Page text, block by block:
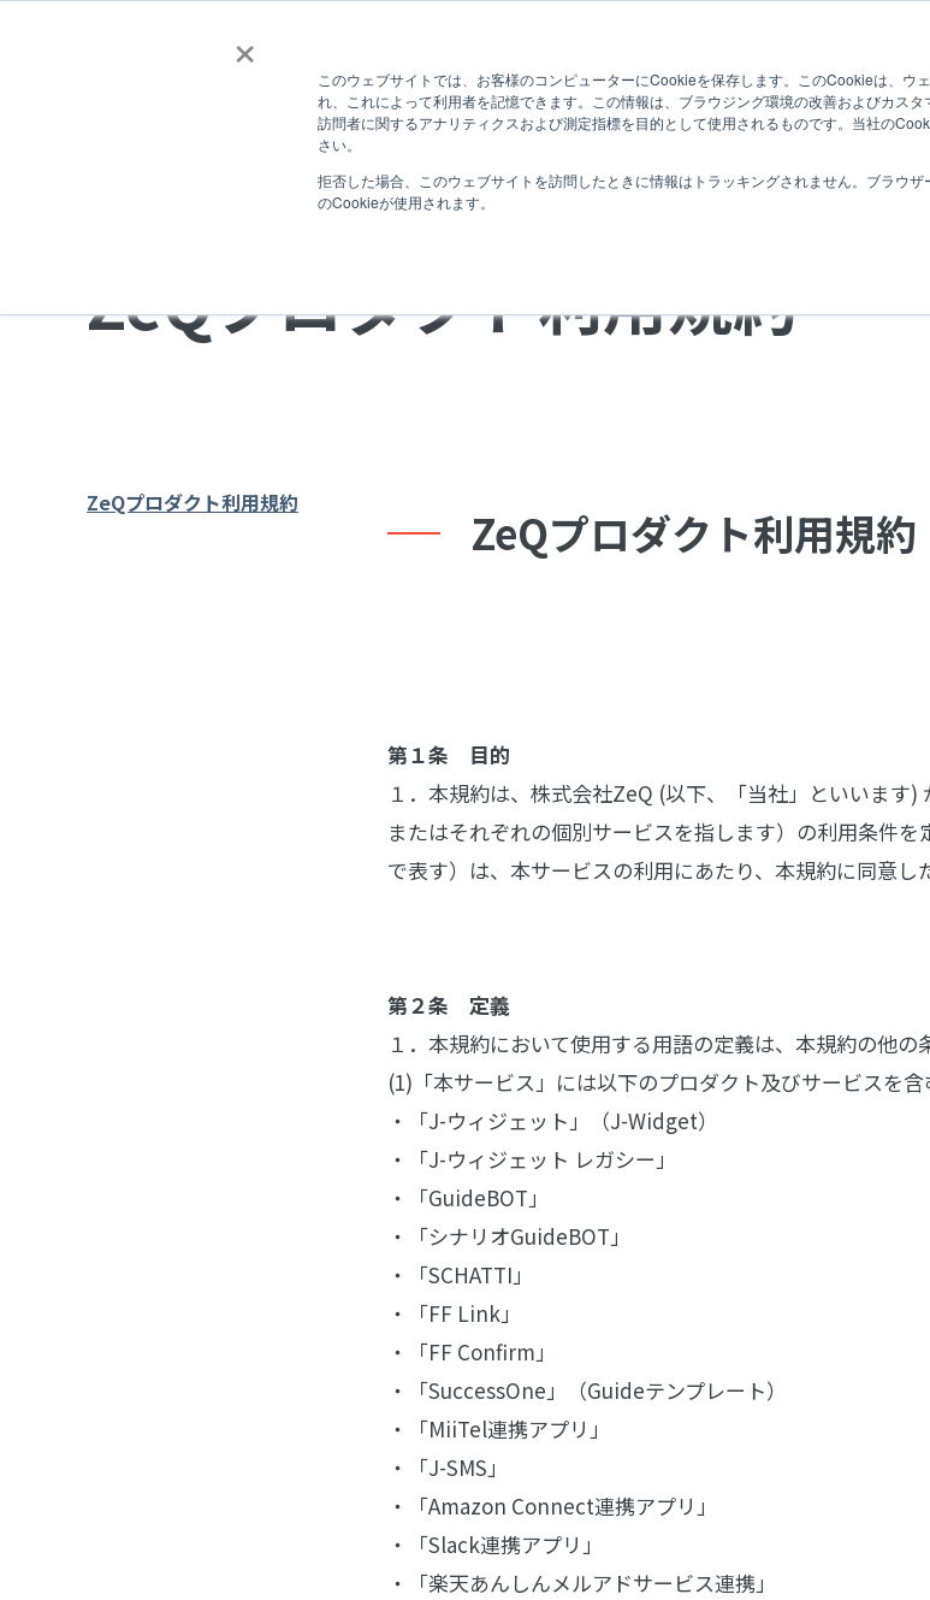
×
このウェブサイトでは、お客様のコンピューターにCookieを保存します。このCookieは、ウ
れ、これによって利用者を記憶できます。この情報は、ブラウジング環境の改善およびカス
訪問者に関するアナリティクスおよび測定指標を目的として使用されるものです。当社の
さい。
拒否した場合、このウェブサイトを訪問したときに情報はトラッキングされません。ブラウ
のCookieが使用されます。
ZeQの特徴 サービス 導入事例 Zendesk パートナーコラム 企業情報
ZeQプロダクト利用規約
ZeQプロダクト利用規約
ZeQプロダクト利用規約
第１条 目的
１．本規約は、株式会社ZeQ (以下、「当社」といいます
またはそれぞれの個別サービスを指します）の利用条件
で表す）は、本サービスの利用にあたり、本規約に同意し
第２条 定義
１．本規約において使用する用語の定義は、本規約の他の
(1)「本サービス」には以下のプロダクト及びサービスを含
・「J-ウィジェット」（J-Widget）
・「J-ウィジェット レガシー」
・「GuideBOT」
・「シナリオGuideBOT」
・「SCHATTI」
・「FF Link」
・「FF Confirm」
・「SuccessOne」（Guideテンプレート）
・「MiiTel連携アプリ」
・「J-SMS」
・「Amazon Connect連携アプリ」
・「Slack連携アプリ」
・「楽天あんしんメルアドサービス連携」